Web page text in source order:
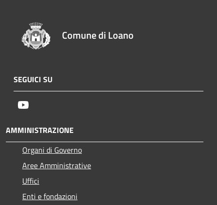
Comune di Loano
SEGUICI SU
AMMINISTRAZIONE
Organi di Governo
Aree Amministrative
Uffici
Enti e fondazioni